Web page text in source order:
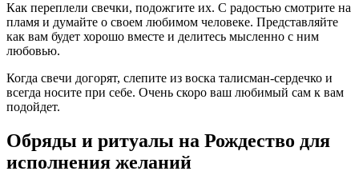
Как переплели свечки, подожгите их. С радостью смотрите на
пламя и думайте о своем любимом человеке. Представляйте
как вам будет хорошо вместе и делитесь мысленно с ним
любовью.
Когда свечи догорят, слепите из воска талисман-сердечко и
всегда носите при себе. Очень скоро ваш любимый сам к вам
подойдет.
Обряды и ритуалы на Рождество для
исполнения желаний